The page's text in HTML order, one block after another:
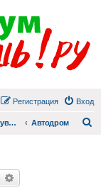
Вход
Регистрация
Наши увлечения Автодром
Поиск